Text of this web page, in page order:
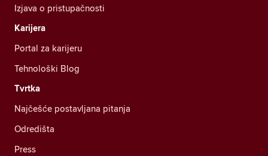
Izjava o pristupačnosti
Karijera
Portal za karijeru
Tehnološki Blog
Tvrtka
Najčešće postavljana pitanja
Odredišta
Press